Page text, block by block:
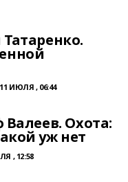
11 ИЮЛЯ , 06:44
Валеев. Охота:
уж нет
, 12:58